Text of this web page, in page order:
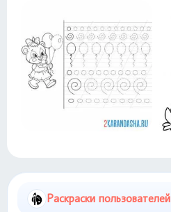
Раскраски пользователей